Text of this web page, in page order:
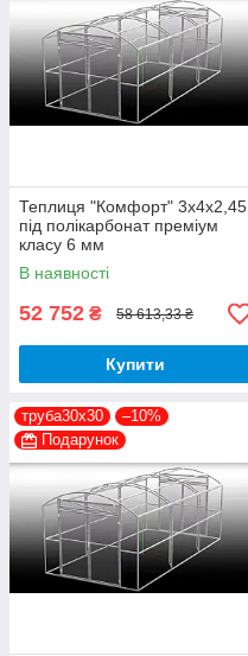
Теплиця "Комфорт" 3х4х2,45
під полікарбонат преміум
класу 6 мм
В наявності
52 752 ₴ 58 613,33 ₴
Купити
труба30х30
–10%
Подарунок